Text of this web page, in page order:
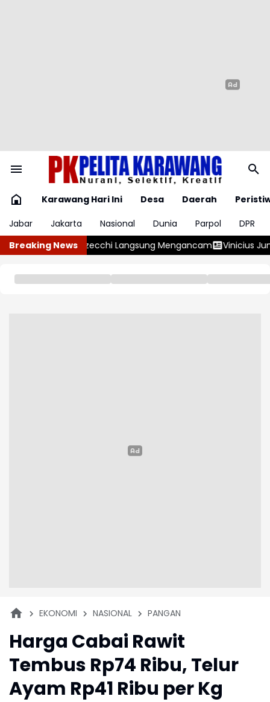
Karawang Hari Ini Desa Daerah
Jabar
Jakarta Nasional Dunia Parpol
DPR
Breaking News
Mengancam Vinicius Junior Resmi Perpanjang Kontrak di
EKONOMI NASIONAL PANGAN
Harga Cabai Rawit
Tembus Rp74 Ribu, Telur
Ayam Rp41 Ribu per Kg